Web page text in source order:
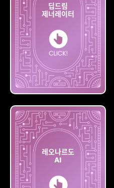
딥드림
제너레이터
딥드림
제너레이터
레오나르도
AI